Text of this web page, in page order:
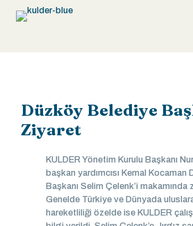
Düzköy Belediye
Ziyaret
KULDER Yönetim Kurulu Başkanı
başkan yardımcısı Kemal
Başkanı Selim Çelenk’i makamında
Genelde Türkiye ve Dünyada
hareketliliği özelde ise KULDER